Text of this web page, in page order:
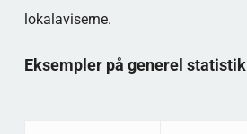
lokalaviserne.
Eksempler på generel statistik